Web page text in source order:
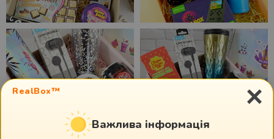
RealBox™ ×
Важлива інформація